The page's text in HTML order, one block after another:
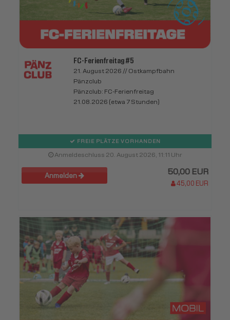
FC-Ferienfreitag #5
21. August 2026 // Ostkampfbahn
Pänzclub
Pänzclub: FC-Ferienfreitag
21.08.2026 (etwa 7 Stunden)
FREIE PLÄTZE VORHANDEN
Anmeldeschluss 20. August 2026, 11:11 Uhr
Anmelden 50,00 EUR
45,00 EUR